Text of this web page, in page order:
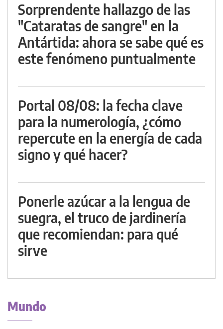
Sorprendente hallazgo de las
"Cataratas de sangre" en la
Antártida: ahora se sabe qué es
este fenómeno puntualmente
Portal 08/08: la fecha clave
para la numerología, ¿cómo
repercute en la energía de cada
signo y qué hacer?
Ponerle azúcar a la lengua de
suegra, el truco de jardinería
que recomiendan: para qué
sirve
Mundo